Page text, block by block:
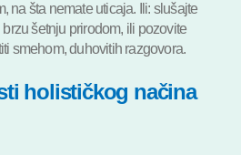
na šta nemate uticaja. Ili: slušajte
šetnju prirodom, ili pozovite
smehom, duhovitih razgovora.
holističkog načina